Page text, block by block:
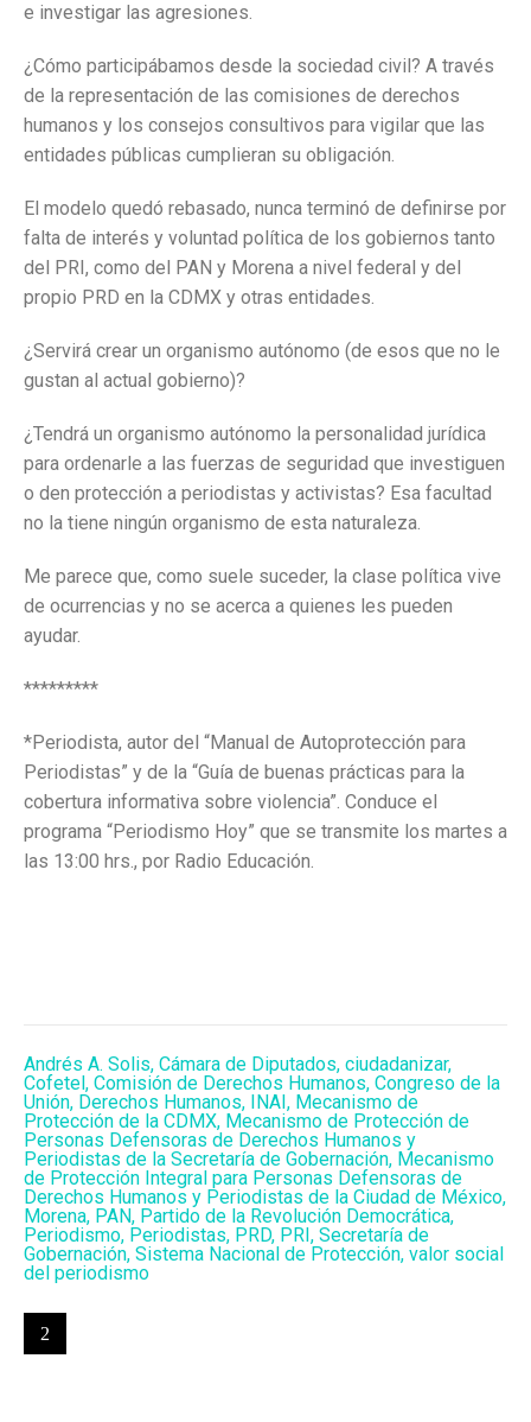
e investigar las agresiones.
¿Cómo participábamos desde la sociedad civil? A través
de la representación de las comisiones de derechos
humanos y los consejos consultivos para vigilar que las
entidades públicas cumplieran su obligación.
El modelo quedó rebasado, nunca terminó de definirse por
falta de interés y voluntad política de los gobiernos tanto
del PRI, como del PAN y Morena a nivel federal y del
propio PRD en la CDMX y otras entidades.
¿Servirá crear un organismo autónomo (de esos que no le
gustan al actual gobierno)?
¿Tendrá un organismo autónomo la personalidad jurídica
para ordenarle a las fuerzas de seguridad que investiguen
o den protección a periodistas y activistas? Esa facultad
no la tiene ningún organismo de esta naturaleza.
Me parece que, como suele suceder, la clase política vive
de ocurrencias y no se acerca a quienes les pueden
ayudar.
*********
*Periodista, autor del “Manual de Autoprotección para
Periodistas” y de la “Guía de buenas prácticas para la
cobertura informativa sobre violencia”. Conduce el
programa “Periodismo Hoy” que se transmite los martes a
las 13:00 hrs., por Radio Educación.
Andrés A. Solis, Cámara de Diputados, ciudadanizar,
Cofetel, Comisión de Derechos Humanos, Congreso de la
Unión, Derechos Humanos, INAI, Mecanismo de
Protección de la CDMX, Mecanismo de Protección de
Personas Defensoras de Derechos Humanos y
Periodistas de la Secretaría de Gobernación, Mecanismo
de Protección Integral para Personas Defensoras de
Derechos Humanos y Periodistas de la Ciudad de México,
Morena, PAN, Partido de la Revolución Democrática,
Periodismo, Periodistas, PRD, PRI, Secretaría de
Gobernación, Sistema Nacional de Protección, valor social
del periodismo